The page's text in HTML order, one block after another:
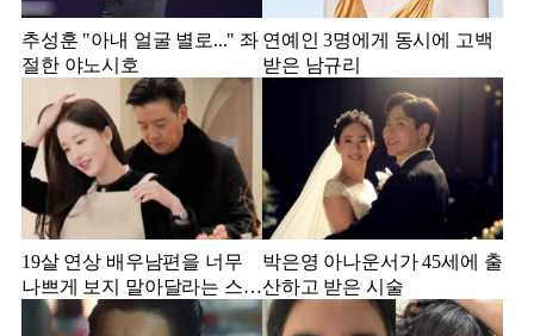
추성훈 "아내 얼굴 별로..." 좌
절한 야노시호
연예인 3명에게 동시에 고백
받은 남규리
19살 연상 배우남편을 너무
나쁘게 보지 말아달라는 스타
강사 아내
박은영 아나운서가 45세에 출
산하고 받은 시술